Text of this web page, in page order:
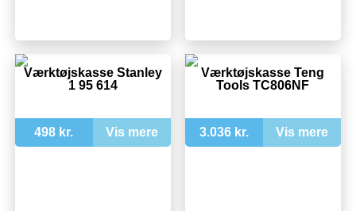
Værktøjskasse Stanley
1 95 614
498 kr. Vis mere
Værktøjskasse Teng
Tools TC806NF
3.036 kr. Vis mere